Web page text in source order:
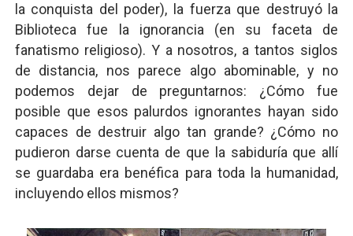
la conquista del poder), la fuerza que destruyó la
Biblioteca fue la ignorancia (en su faceta de
fanatismo religioso). Y a nosotros, a tantos siglos
de distancia, nos parece algo abominable, y no
podemos dejar de preguntarnos: ¿Cómo fue
posible que esos palurdos ignorantes hayan sido
capaces de destruir algo tan grande? ¿Cómo no
pudieron darse cuenta de que la sabiduría que allí
se guardaba era benéfica para toda la humanidad,
incluyendo ellos mismos?